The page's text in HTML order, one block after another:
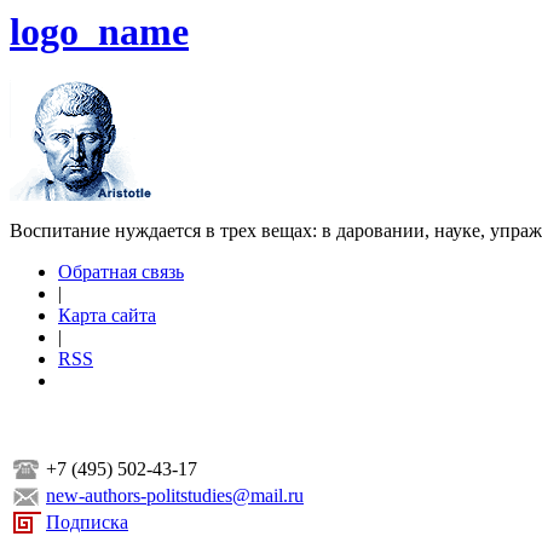
logo_name
Воспитание нуждается в трех вещах: в даровании, науке,
Обратная связь
|
Карта сайта
|
RSS
+7 (495) 502-43-17
new-authors-politstudies@mail.ru
Подписка